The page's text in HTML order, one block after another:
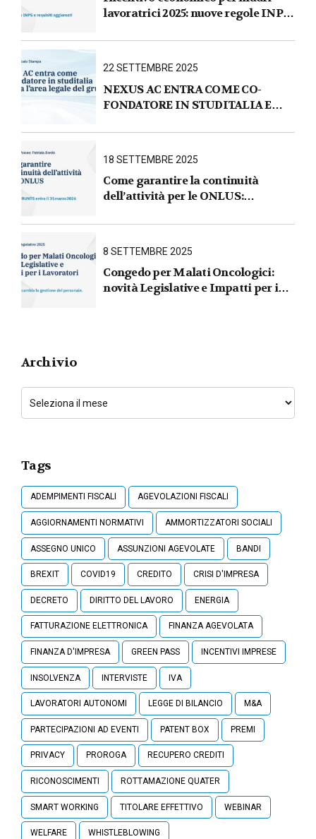
lavoratrici 2025: nuove regole INPS
22 SETTEMBRE 2025
NEXUS AC ENTRA COME CO-
FONDATORE IN STUDITALIA E
GRUPPO
18 SETTEMBRE 2025
Come garantire la continuità
dell’attività per le ONLUS :
31 marzo 2026
8 SETTEMBRE 2025
Congedo per Malati Oncologici:
novità Legislative e Impatti per i
Archivio
Tags
ADEMPIMENTI FISCALI AGEVOLAZIONI FISCALI
AGGIORNAMENTI NORMATIVI AMMORTIZZATORI SOCIALI
ASSEGNO UNICO ASSUNZIONI AGEVOLATE BANDI
BREXIT COVID19 CREDITO CRISI D'IMPRESA
DECRETO DIRITTO DEL LAVORO ENERGIA
FATTURAZIONE ELETTRONICA FINANZA AGEVOLATA
FINANZA D'IMPRESA GREEN PASS INCENTIVI IMPRESE
INSOLVENZA INTERVISTE IVA
LAVORATORI AUTONOMI LEGGE DI BILANCIO M&A
PARTECIPAZIONI AD EVENTI PATENT BOX PREMI
PRIVACY PROROGA RECUPERO CREDITI
RICONOSCIMENTI ROTTAMAZIONE QUATER
SMART WORKING TITOLARE EFFETTIVO WEBINAR
WELFARE WHISTLEBLOWING